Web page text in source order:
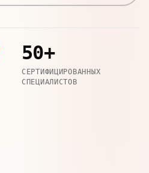
50+
СЕРТИФИЦИРОВАННЫХ
СПЕЦИАЛИСТОВ